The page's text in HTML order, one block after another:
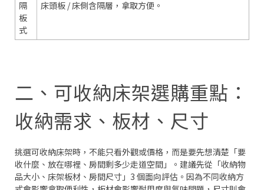
隔
板
式
床頭板 / 床側含隔層，拿取方便。
二、可收納床架選購重點：
收納需求、板材、尺寸
挑選可收納床架時，不能只看外觀或價格，而是要先想清楚「要
收什麼、放在哪裡、房間剩多少走道空間」。建議先從「收納物
品大小、床架板材、房間尺寸」3 個面向評估。因為不同收納方